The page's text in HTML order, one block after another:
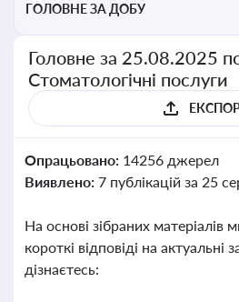
ГОЛОВНЕ ЗА ДОБУ
Головне за 25.08.2025
Стоматологічні послуги
Опрацьовано: 14256 джерел
Виявлено: 7 публікацій за 25
На основі зібраних матеріалів
короткі відповіді на актуальні
дізнаєтесь: